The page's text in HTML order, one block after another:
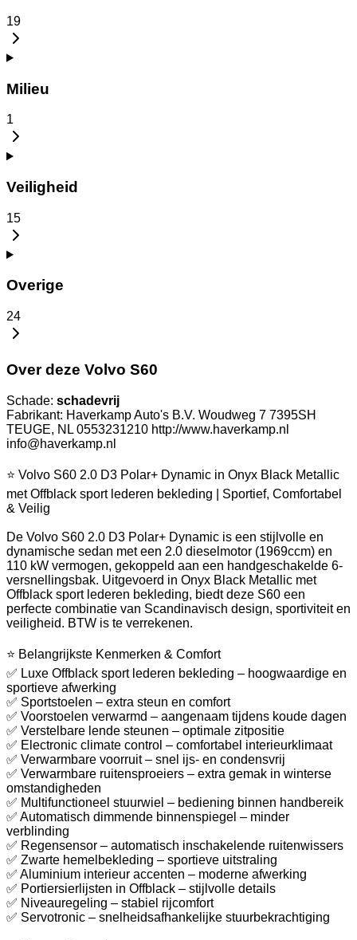
19
Milieu
1
Veiligheid
15
Overige
24
Over deze Volvo S60
Schade: schadevrij
Fabrikant: Haverkamp Auto's B.V. Woudweg 7 7395SH
TEUGE, NL 0553231210 http://www.haverkamp.nl
info@haverkamp.nl
⭐ Volvo S60 2.0 D3 Polar+ Dynamic in Onyx Black Metallic
met Offblack sport lederen bekleding | Sportief, Comfortabel
& Veilig
De Volvo S60 2.0 D3 Polar+ Dynamic is een stijlvolle en
dynamische sedan met een 2.0 dieselmotor (1969ccm) en
110 kW vermogen, gekoppeld aan een handgeschakelde 6-
versnellingsbak. Uitgevoerd in Onyx Black Metallic met
Offblack sport lederen bekleding, biedt deze S60 een
perfecte combinatie van Scandinavisch design, sportiviteit en
veiligheid. BTW is te verrekenen.
⭐ Belangrijkste Kenmerken & Comfort
✅ Luxe Offblack sport lederen bekleding – hoogwaardige en
sportieve afwerking
✅ Sportstoelen – extra steun en comfort
✅ Voorstoelen verwarmd – aangenaam tijdens koude dagen
✅ Verstelbare lende steunen – optimale zitpositie
✅ Electronic climate control – comfortabel interieurklimaat
✅ Verwarmbare voorruit – snel ijs- en condensvrij
✅ Verwarmbare ruitensproeiers – extra gemak in winterse
omstandigheden
✅ Multifunctioneel stuurwiel – bediening binnen handbereik
✅ Automatisch dimmende binnenspiegel – minder
verblinding
✅ Regensensor – automatisch inschakelende ruitenwissers
✅ Zwarte hemelbekleding – sportieve uitstraling
✅ Aluminium interieur accenten – moderne afwerking
✅ Portiersierlijsten in Offblack – stijlvolle details
✅ Niveauregeling – stabiel rijcomfort
✅ Servotronic – snelheidsafhankelijke stuurbekrachtiging